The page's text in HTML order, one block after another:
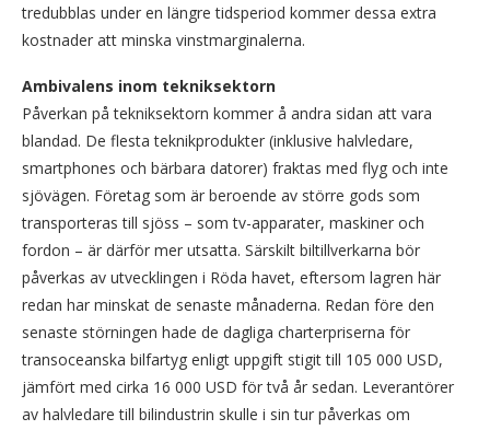
tredubblas under en längre tidsperiod kommer dessa extra
kostnader att minska vinstmarginalerna.
Ambivalens inom tekniksektorn
Påverkan på tekniksektorn kommer å andra sidan att vara
blandad. De flesta teknikprodukter (inklusive halvledare,
smartphones och bärbara datorer) fraktas med flyg och inte
sjövägen. Företag som är beroende av större gods som
transporteras till sjöss – som tv-apparater, maskiner och
fordon – är därför mer utsatta. Särskilt biltillverkarna bör
påverkas av utvecklingen i Röda havet, eftersom lagren här
redan har minskat de senaste månaderna. Redan före den
senaste störningen hade de dagliga charterpriserna för
transoceanska bilfartyg enligt uppgift stigit till 105 000 USD,
jämfört med cirka 16 000 USD för två år sedan. Leverantörer
av halvledare till bilindustrin skulle i sin tur påverkas om